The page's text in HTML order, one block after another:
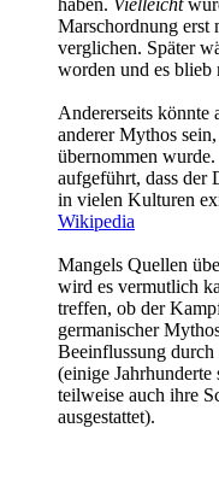
Marschordnung erst
verglichen. Später
worden und es blieb
Andererseits könnte
anderer Mythos
übernommen
aufgeführt, dass der
in vielen Kulturen
Wikipedia
Mangels Quellen
wird es vermutlich
treffen, ob der
germanischer
Beeinflussung
(einige
teilweise auch ihre
ausgestattet).